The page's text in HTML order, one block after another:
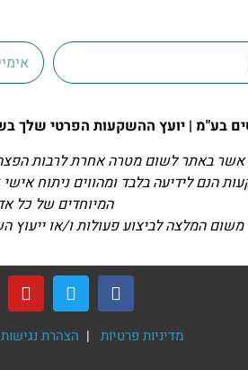
יועץ ההשקעות הפרטי שלך בשוק ההון | 2008-2026 © כל
באתר לשום מטרה אחרת לרבות
הנם לידיעה בלבד ומהווים ניתוח
המיוחדים של כל
המלצה לביצוע פעולות ו/או
מדיניות פרטיות | הצהרת נגישות